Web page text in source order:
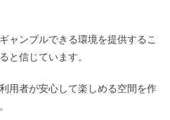
ャンブルできる環境を提供するこ
と信じています。
用者が安心して楽しめる空間を作